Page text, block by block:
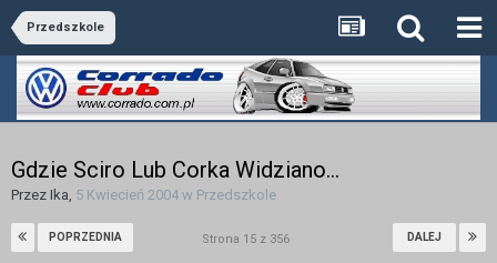
Przedszkole
Gdzie Sciro Lub Corka Widziano...
Przez Ika, 5 Kwiecień 2004 w Przedszkole
POPRZEDNIA DALEJ
Strona 15 z 356